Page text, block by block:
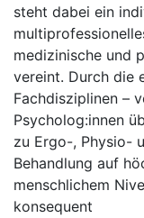
steht dabei ein
medizinische und
vereint. Durch die
Fachdisziplinen –
Psycholog:innen
zu Ergo-, Physio-
Behandlung auf
menschlichem
konsequent